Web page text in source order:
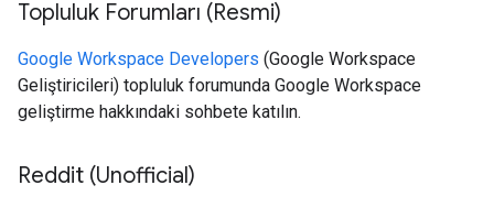
Topluluk Forumları (Resmi)
Google Workspace Developers (Google Workspace
Geliştiricileri) topluluk forumunda Google Workspace
geliştirme hakkındaki sohbete katılın.
Reddit (Unofficial)